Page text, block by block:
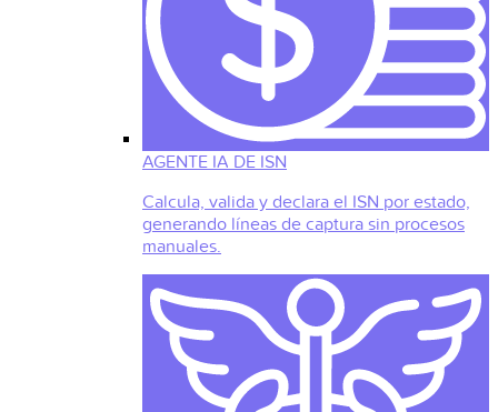
AGENTE IA DE ISN
Calcula, valida y declara el ISN por estado,
generando líneas de captura sin procesos
manuales.